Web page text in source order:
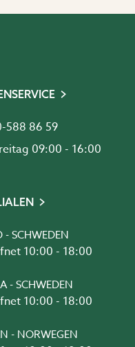
588 86 59
Montag bis Freitag 09:00 - 16:00
- SCHWEDEN
10:00 - 18:00
- SCHWEDEN
10:00 - 18:00
- NORWEGEN